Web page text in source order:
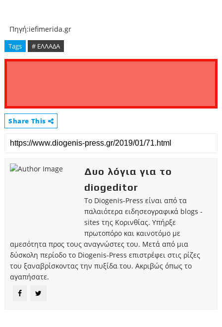
Πηγή:iefimerida.gr
Tags # ΕΛΛΑΔΑ
Share This
Δυο λόγια για το
diogeditor
Το Diogenis-Press είναι από τα
παλαιότερα ειδησεογραφικά blogs -
sites της Κορινθίας. Υπήρξε
πρωτοπόρο και καινοτόμο με
αμεσότητα προς τους αναγνώστες του. Μετά από μια
δύσκολη περίοδο το Diogenis-Press επιστρέφει στις ρίζες
του ξαναβρίσκοντας την πυξίδα του. Ακριβώς όπως το
αγαπήσατε.